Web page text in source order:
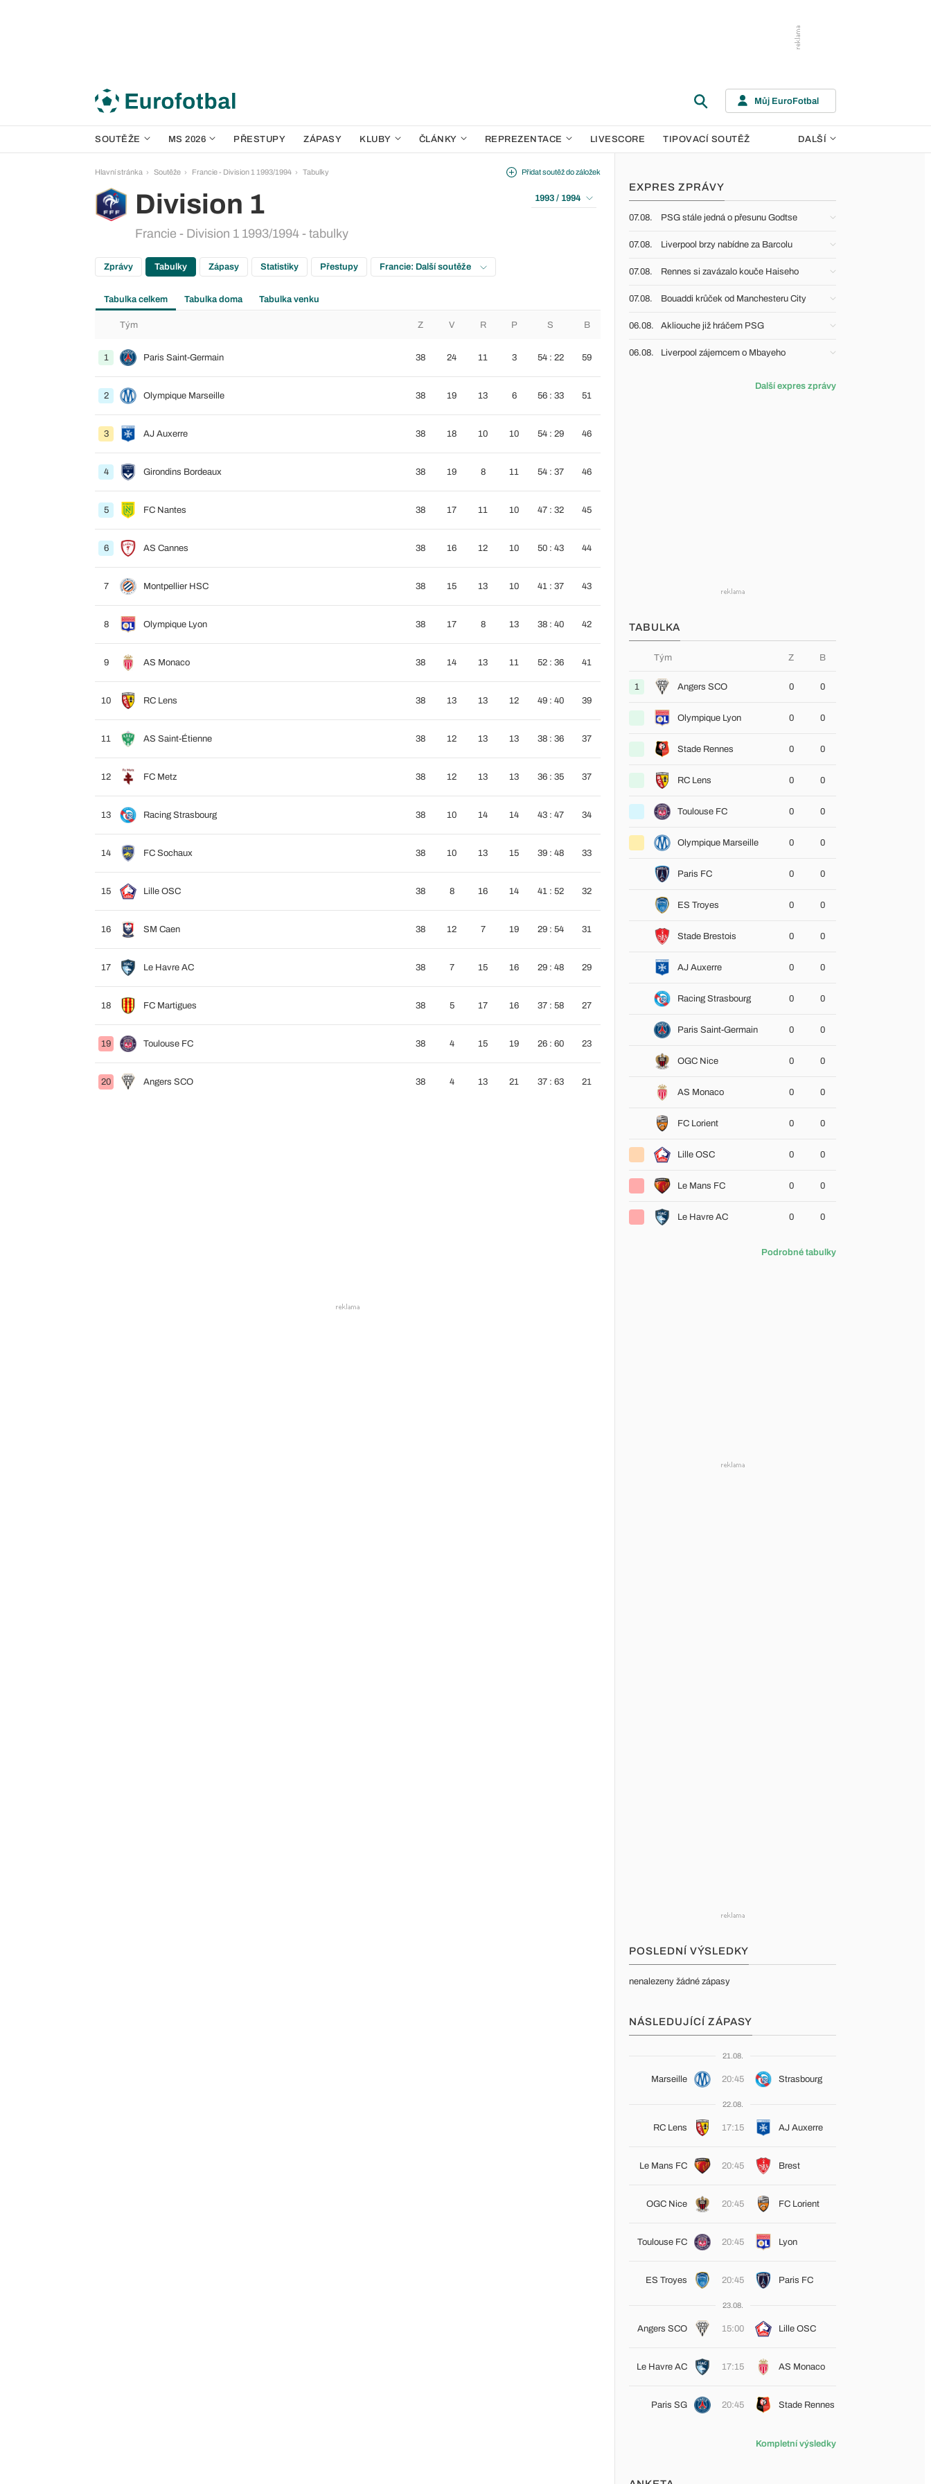
Můj EuroFotbal
SOUTĚŽE MS 2026 PŘESTUPY ZÁPASY KLUBY ČLÁNKY REPREZENTACE LIVESCORE TIPOVACÍ SOUTĚŽ DALŠÍ
Hlavní stránka Soutěže Francie - Division 1 1993/1994 Tabulky
Division 1
Francie - Division 1 1993/1994 - tabulky
Přidat soutěž do záložek
1993 / 1994
Zprávy Tabulky Zápasy Statistiky Přestupy Francie: Další soutěže
Tabulka celkem Tabulka doma Tabulka venku
Tým Z V R P S B
1 Paris Saint-Germain 38 24 11 3 54 : 22 59
2 Olympique Marseille 38 19 13 6 56 : 33 51
3 AJ Auxerre 38 18 10 10 54 : 29 46
4 Girondins Bordeaux 38 19 8 11 54 : 37 46
5 FC Nantes 38 17 11 10 47 : 32 45
6 AS Cannes 38 16 12 10 50 : 43 44
7 Montpellier HSC 38 15 13 10 41 : 37 43
8 Olympique Lyon 38 17 8 13 38 : 40 42
9 AS Monaco 38 14 13 11 52 : 36 41
10 RC Lens 38 13 13 12 49 : 40 39
11 AS Saint-Étienne 38 12 13 13 38 : 36 37
12 FC Metz 38 12 13 13 36 : 35 37
13 Racing Strasbourg 38 10 14 14 43 : 47 34
14 FC Sochaux 38 10 13 15 39 : 48 33
15 Lille OSC 38 8 16 14 41 : 52 32
16 SM Caen 38 12 7 19 29 : 54 31
17 Le Havre AC 38 7 15 16 29 : 48 29
18 FC Martigues 38 5 17 16 37 : 58 27
19 Toulouse FC 38 4 15 19 26 : 60 23
20 Angers SCO 38 4 13 21 37 : 63 21
EXPRES ZPRÁVY
07.08. PSG stále jedná o přesunu Godtse
07.08. Liverpool brzy nabídne za Barcolu
07.08. Rennes si zavázalo kouče Haiseho
07.08. Bouaddi krůček od Manchesteru City
06.08. Akliouche již hráčem PSG
06.08. Liverpool zájemcem o Mbayeho
Další expres zprávy
TABULKA
Tým Z B
1 Angers SCO 0 0
Olympique Lyon 0 0
Stade Rennes 0 0
RC Lens 0 0
Toulouse FC 0 0
Olympique Marseille 0 0
Paris FC 0 0
ES Troyes 0 0
Stade Brestois 0 0
AJ Auxerre 0 0
Racing Strasbourg 0 0
Paris Saint-Germain 0 0
OGC Nice 0 0
AS Monaco 0 0
FC Lorient 0 0
Lille OSC 0 0
Le Mans FC 0 0
Le Havre AC 0 0
Podrobné tabulky
POSLEDNÍ VÝSLEDKY
nenalezeny žádné zápasy
NÁSLEDUJÍCÍ ZÁPASY
21.08.
Marseille 20:45 Strasbourg
22.08.
RC Lens 17:15 AJ Auxerre
Le Mans FC 20:45 Brest
OGC Nice 20:45 FC Lorient
Toulouse FC 20:45 Lyon
ES Troyes 20:45 Paris FC
23.08.
Angers SCO 15:00 Lille OSC
Le Havre AC 17:15 AS Monaco
Paris SG 20:45 Stade Rennes
Kompletní výsledky